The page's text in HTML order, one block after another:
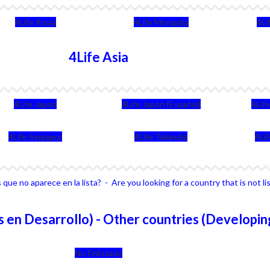
4Life Rusia 4Life Mongolia
4Life Asia
4Life Japón 4Life Japón (Español)
4Life Singapur 4Life Tailandia
que no aparece en la lista? - Are you looking for a country that is not
en Desarrollo) - Other countries
No Enlistado